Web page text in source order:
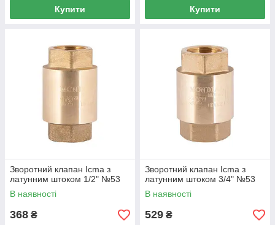
Купити Купити
Зворотний клапан Icma з
латунним штоком 1/2" №53
В наявності
368 ₴
Зворотний клапан Icma з
латунним штоком 3/4" №53
В наявності
529 ₴